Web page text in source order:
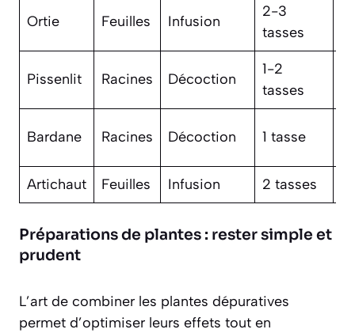
Ortie Feuilles Infusion
2-3
tasses
Pissenlit Racines Décoction
1-2
tasses
Bardane Racines Décoction 1 tasse
Artichaut Feuilles Infusion 2 tasses
Préparations de plantes : rester simple et
prudent
L’art de combiner les plantes dépuratives
permet d’optimiser leurs effets tout en